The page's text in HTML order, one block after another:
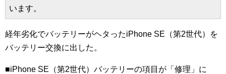
います。
経年劣化でバッテリーがヘタったiPhone SE（第2世代）を
バッテリー交換に出した。
■iPhone SE（第2世代）バッテリーの項目が「修理」に